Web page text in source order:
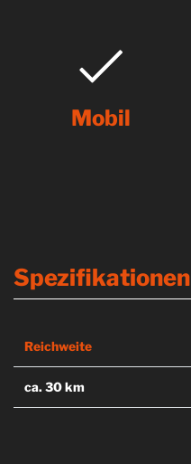
Mobil
Spezifikationen
Reichweite
ca. 30 km